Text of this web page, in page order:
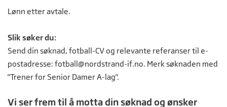
Lønn etter avtale.
Slik søker du:
Send din søknad, fotball-CV og relevante referanser til e-
postadresse: fotball@nordstrand-if.no. Merk søknaden med
"Trener for Senior Damer A-lag".
Vi ser frem til å motta din søknad og ønsker